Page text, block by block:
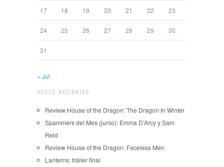
17 18 19 20 21 22 23
24 25 26 27 28 29 30
31
« Jul
POSTS RECIENTES
Review House of the Dragon: The Dragon In Winter
Spammers del Mes (junio): Emma D’Arcy y Sam
Reid
Review House of the Dragon: Faceless Men
Lanterns: tráiler final